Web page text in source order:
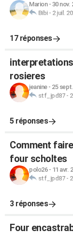
Marion- 30 nov.
Bibi- 2 juil.
17 réponses
rosieres
jeanine- 25
stf_jpd87-
5 réponses
Comment
four scholtes
polo26- 11 avr.
stf_jpd87-
3 réponses
Four